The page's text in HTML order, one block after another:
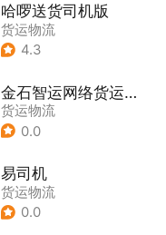
哈啰送货司机版
货运物流
4.3
金石智运网络货运平台
货运物流
0.0
易司机
货运物流
0.0